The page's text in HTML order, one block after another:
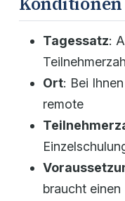
Tagessatz:
Ort: Bei
remote
braucht